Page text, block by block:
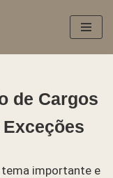
de Cargos
tema importante e